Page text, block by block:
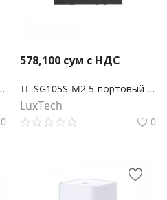
2,5G Multi Gigabit
0
578,100 сум с НДС
TL-SG105S-M2 5-портовый настольный мультигигабитный коммутатор 2,5G
LuxTech
0